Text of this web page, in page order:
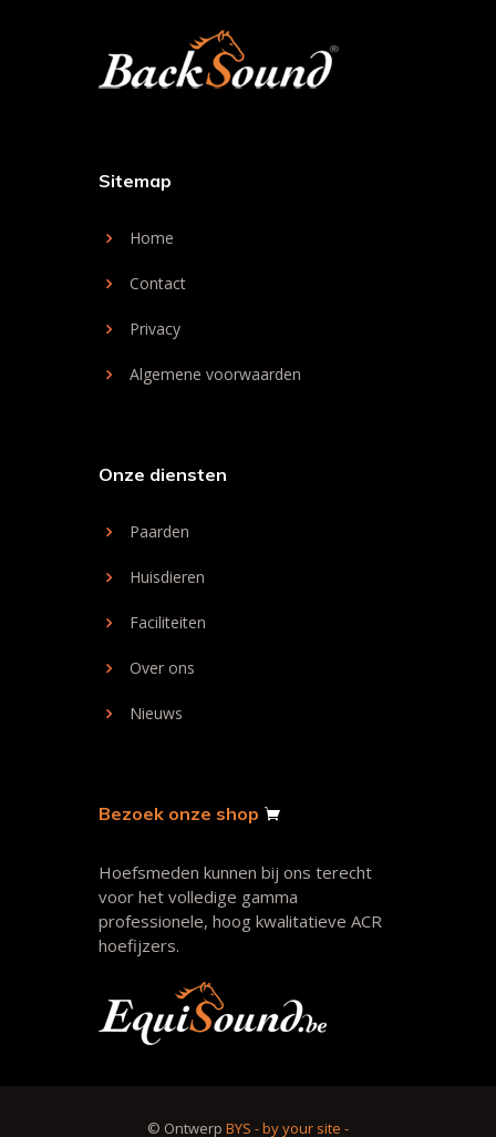
Sitemap
Home
Contact
Privacy
Algemene voorwaarden
Onze diensten
Paarden
Huisdieren
Faciliteiten
Over ons
Nieuws
Bezoek onze shop
Hoefsmeden kunnen bij ons terecht
voor het volledige gamma
professionele, hoog kwalitatieve ACR
hoefijzers.
© Ontwerp BYS - by your site -